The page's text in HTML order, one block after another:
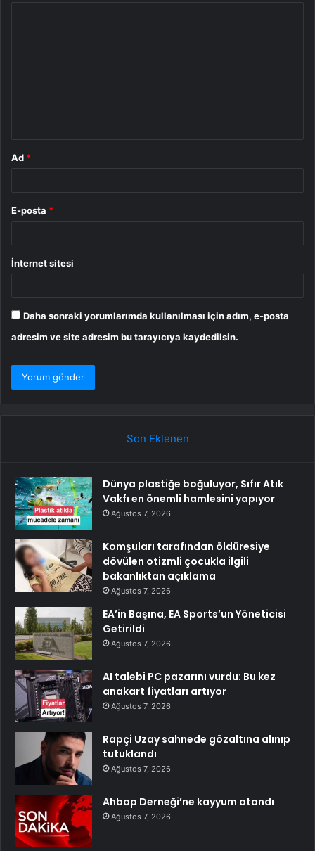
Ad *
E-posta *
İnternet sitesi
Daha sonraki yorumlarımda kullanılması için adım, e-posta
adresim ve site adresim bu tarayıcıya kaydedilsin.
Son Eklenen
Dünya plastiğe boğuluyor, Sıfır Atık
Vakfı en önemli hamlesini yapıyor
Ağustos 7, 2026
Komşuları tarafından öldüresiye
dövülen otizmli çocukla ilgili
bakanlıktan açıklama
Ağustos 7, 2026
EA’in Başına, EA Sports’un Yöneticisi
Getirildi
Ağustos 7, 2026
AI talebi PC pazarını vurdu: Bu kez
anakart fiyatları artıyor
Ağustos 7, 2026
Rapçi Uzay sahnede gözaltına alınıp
tutuklandı
Ağustos 7, 2026
Ahbap Derneği’ne kayyum atandı
Ağustos 7, 2026